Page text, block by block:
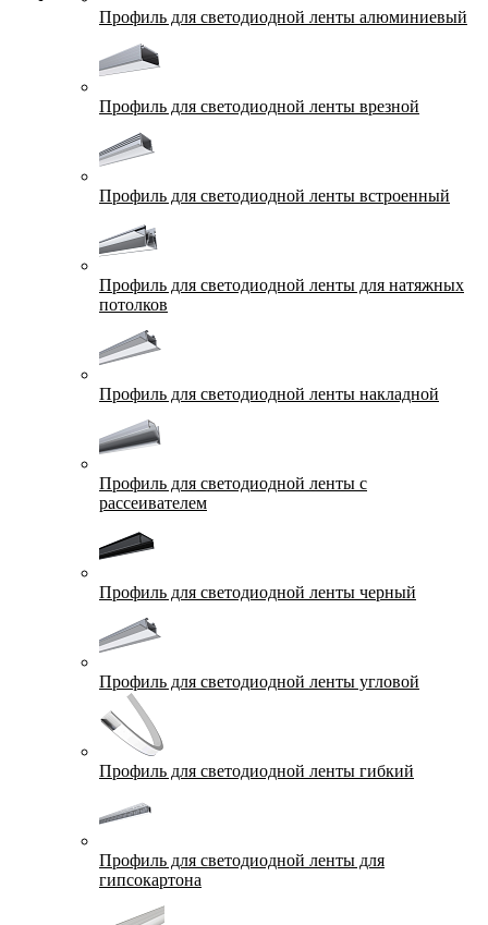
Профиль для светодиодной ленты алюминиевый
Профиль для светодиодной ленты врезной
Профиль для светодиодной ленты встроенный
Профиль для светодиодной ленты для натяжных
потолков
Профиль для светодиодной ленты накладной
Профиль для светодиодной ленты с
рассеивателем
Профиль для светодиодной ленты черный
Профиль для светодиодной ленты угловой
Профиль для светодиодной ленты гибкий
Профиль для светодиодной ленты для
гипсокартона